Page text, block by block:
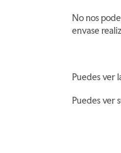
No nos
envase
Puedes ver
Puedes ver